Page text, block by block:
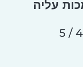
עליה